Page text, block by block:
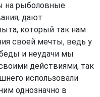
на рыболовные
дают
который так нам
своей мечты, ведь у
и неудачи мы
действиями, так
использовали
однозначно в